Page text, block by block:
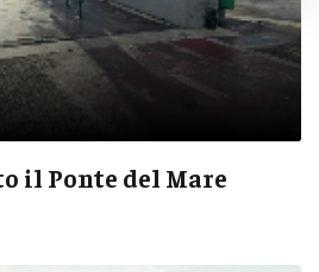
il Ponte del Mare